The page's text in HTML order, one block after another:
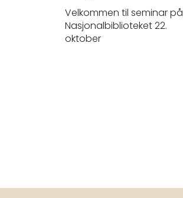
Velkommen til seminar på
Nasjonalbiblioteket 22.
oktober